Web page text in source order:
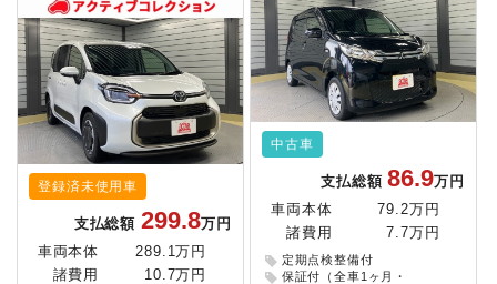
登録済未使用車
支払総額 299.8万円
車両本体
289.1万円
諸費用
10.7万円
中古車
支払総額86.9万円
車両本体
79.2万円
諸費用
7.7万円
定期点検整備付
保証付（全車1ヶ月・